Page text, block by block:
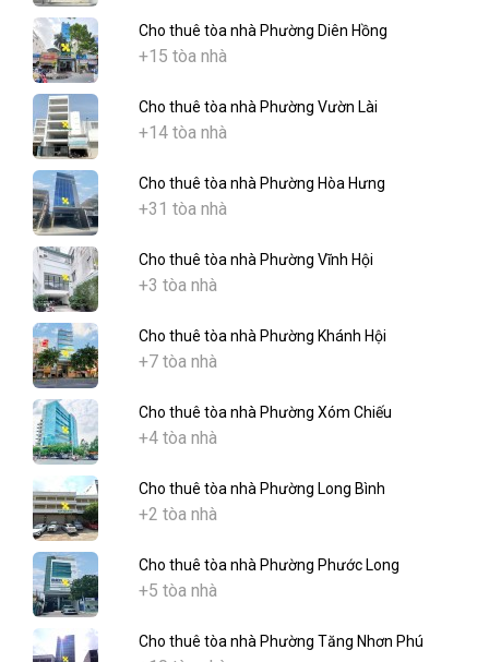
Cho thuê tòa nhà Phường Diên Hồng
+15 tòa nhà
Cho thuê tòa nhà Phường Vườn Lài
+14 tòa nhà
Cho thuê tòa nhà Phường Hòa Hưng
+31 tòa nhà
Cho thuê tòa nhà Phường Vĩnh Hội
+3 tòa nhà
Cho thuê tòa nhà Phường Khánh Hội
+7 tòa nhà
Cho thuê tòa nhà Phường Xóm Chiếu
+4 tòa nhà
Cho thuê tòa nhà Phường Long Bình
+2 tòa nhà
Cho thuê tòa nhà Phường Phước Long
+5 tòa nhà
Cho thuê tòa nhà Phường Tăng Nhơn Phú